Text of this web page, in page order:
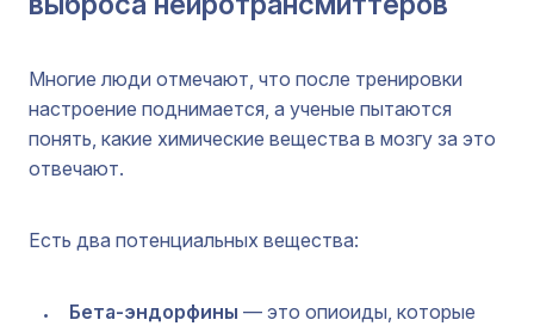
Многие люди отмечают, что после тренировки
настроение поднимается, а ученые пытаются
понять, какие химические вещества в мозгу за это
отвечают.
Есть два потенциальных вещества:
Бета-эндорфины — это опиоиды, которые